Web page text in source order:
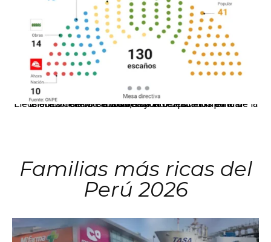
El JNE oficializó la distribución de escaños para la elección de 60 senadores y 130 diputados en las Elecciones Generales 2026, tras el restablecimiento de la Bicameralidad.
Familias más ricas del
Perú 2026